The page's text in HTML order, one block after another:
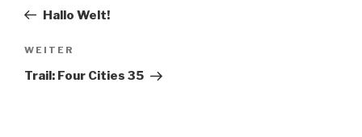
Beitrag
Hallo Welt!
Nächster
Beitrag
WEITER
Trail: Four Cities 35